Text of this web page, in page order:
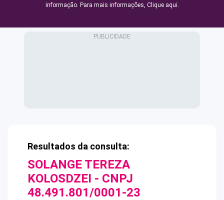
informação. Para mais informações, Clique aqui.
Resultados da consulta:
SOLANGE TEREZA
KOLOSDZEI - CNPJ
48.491.801/0001-23